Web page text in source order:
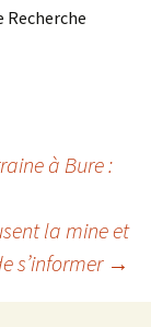
Recherche
à Bure :
la mine et
s’informer →